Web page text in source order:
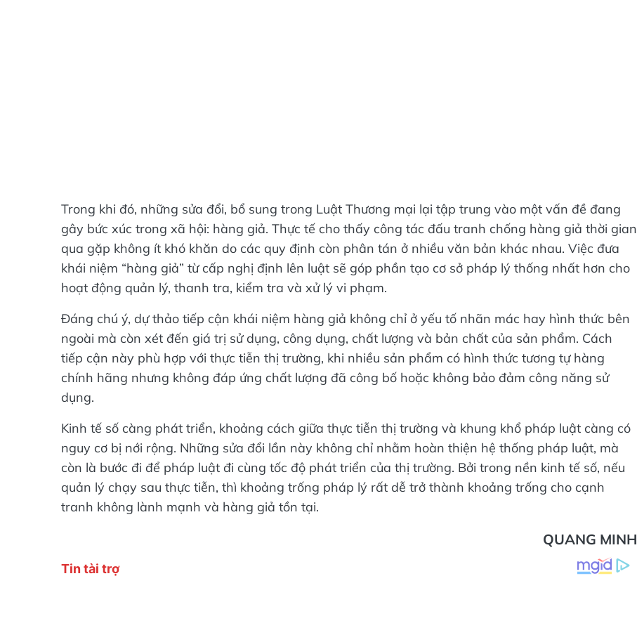
Trong khi đó, những sửa đổi, bổ sung trong Luật Thương mại lại tập trung vào một vấn đề đang
gây bức xúc trong xã hội: hàng giả. Thực tế cho thấy công tác đấu tranh chống hàng giả thời gian
qua gặp không ít khó khăn do các quy định còn phân tán ở nhiều văn bản khác nhau. Việc đưa
khái niệm “hàng giả” từ cấp nghị định lên luật sẽ góp phần tạo cơ sở pháp lý thống nhất hơn cho
hoạt động quản lý, thanh tra, kiểm tra và xử lý vi phạm.
Đáng chú ý, dự thảo tiếp cận khái niệm hàng giả không chỉ ở yếu tố nhãn mác hay hình thức bên
ngoài mà còn xét đến giá trị sử dụng, công dụng, chất lượng và bản chất của sản phẩm. Cách
tiếp cận này phù hợp với thực tiễn thị trường, khi nhiều sản phẩm có hình thức tương tự hàng
chính hãng nhưng không đáp ứng chất lượng đã công bố hoặc không bảo đảm công năng sử
dụng.
Kinh tế số càng phát triển, khoảng cách giữa thực tiễn thị trường và khung khổ pháp luật càng có
nguy cơ bị nới rộng. Những sửa đổi lần này không chỉ nhằm hoàn thiện hệ thống pháp luật, mà
còn là bước đi để pháp luật đi cùng tốc độ phát triển của thị trường. Bởi trong nền kinh tế số, nếu
quản lý chạy sau thực tiễn, thì khoảng trống pháp lý rất dễ trở thành khoảng trống cho cạnh
tranh không lành mạnh và hàng giả tồn tại.
QUANG MINH